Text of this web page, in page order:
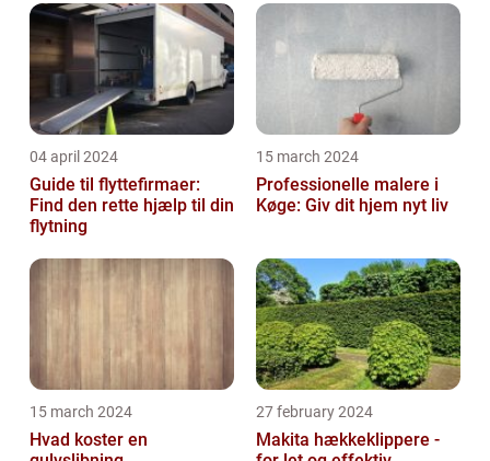
04 april 2024
Guide til flyttefirmaer:
Find den rette hjælp til din
flytning
15 march 2024
Professionelle malere i
Køge: Giv dit hjem nyt liv
15 march 2024
Hvad koster en
27 february 2024
Makita hækkeklippere -